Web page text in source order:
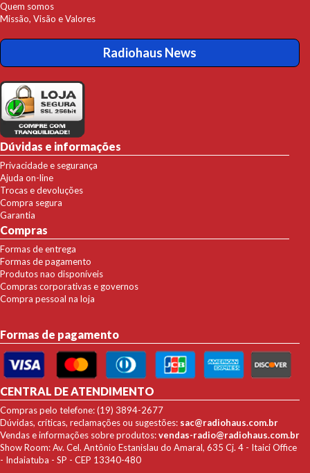
Quem somos
Missão, Visão e Valores
Radiohaus News
Dúvidas e informações
Privacidade e segurança
Ajuda on-line
Trocas e devoluções
Compra segura
Garantia
Compras
Formas de entrega
Formas de pagamento
Produtos nao disponíveis
Compras corporativas e governos
Compra pessoal na loja
Formas de pagamento
CENTRAL DE ATENDIMENTO
Compras pelo telefone: (19) 3894-2677
Dúvidas, críticas, reclamações ou sugestões: sac@radiohaus.com.br
Vendas e informações sobre produtos:vendas-radio@radiohaus.com.br
Show Room: Av. Cel. Antônio Estanislau do Amaral, 635 Cj. 4 - Itaici Office
- Indaiatuba - SP - CEP 13340-480